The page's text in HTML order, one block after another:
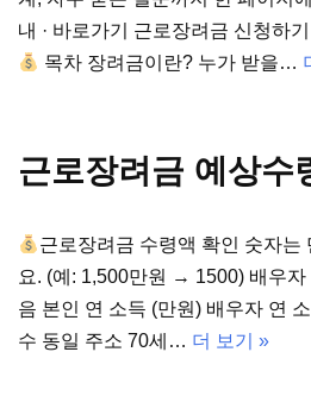
내 · 바로가기 근로장려금 신청하기
목차 장려금이란? 누가 받을…
근로장려금 예상수
근로장려금 수령액 확인 숫자는
요. (예: 1,500만원 → 1500) 배우
음 본인 연 소득 (만원) 배우자 연
수 동일 주소 70세… 더 보기 »